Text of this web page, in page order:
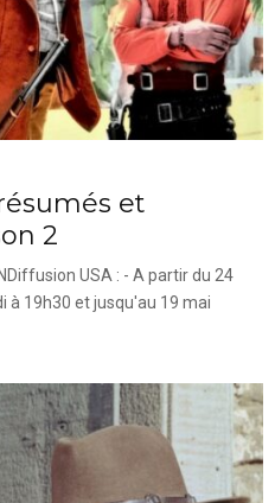
et
2
USA : - A partir du 24
à 19h30 et jusqu'au 19 mai